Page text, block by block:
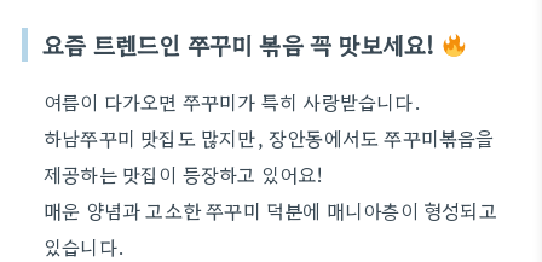
요즘 트렌드인 쭈꾸미 볶음 꼭 맛보세요!
여름이 다가오면 쭈꾸미가 특히 사랑받습니다.
하남쭈꾸미 맛집도 많지만, 장안동에서도 쭈꾸미볶음을
제공하는 맛집이 등장하고 있어요!
매운 양념과 고소한 쭈꾸미 덕분에 매니아층이 형성되고
있습니다.